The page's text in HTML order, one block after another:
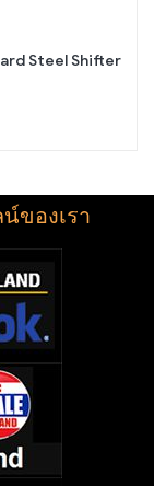
Steel Shifter
ของเรา